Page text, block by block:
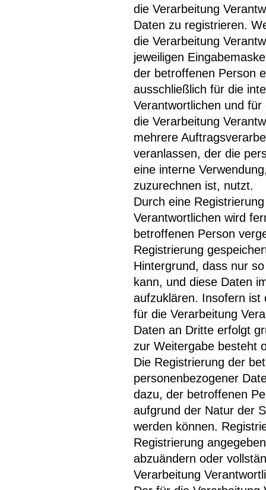
die Verarbeitung
Daten zu registrieren.
die Verarbeitung
jeweiligen
der betroffenen Person
ausschließlich für die
Verantwortlichen und
die Verarbeitung
mehrere
veranlassen, der die
eine interne
zuzurechnen ist, nutzt.
Durch eine
Verantwortlichen wird
betroffenen Person
Registrierung
Hintergrund, dass nur
kann, und diese Daten
aufzuklären. Insofern ist
für die Verarbeitung
Daten an Dritte erfolgt
zur Weitergabe besteht
Die Registrierung der
personenbezogener
dazu, der betroffenen
aufgrund der Natur der
werden können.
Registrierung
abzuändern oder
Verarbeitung